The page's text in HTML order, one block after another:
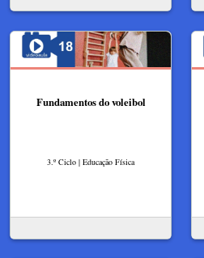
Fundamentos do voleibol
3.º Ciclo | Educação Física